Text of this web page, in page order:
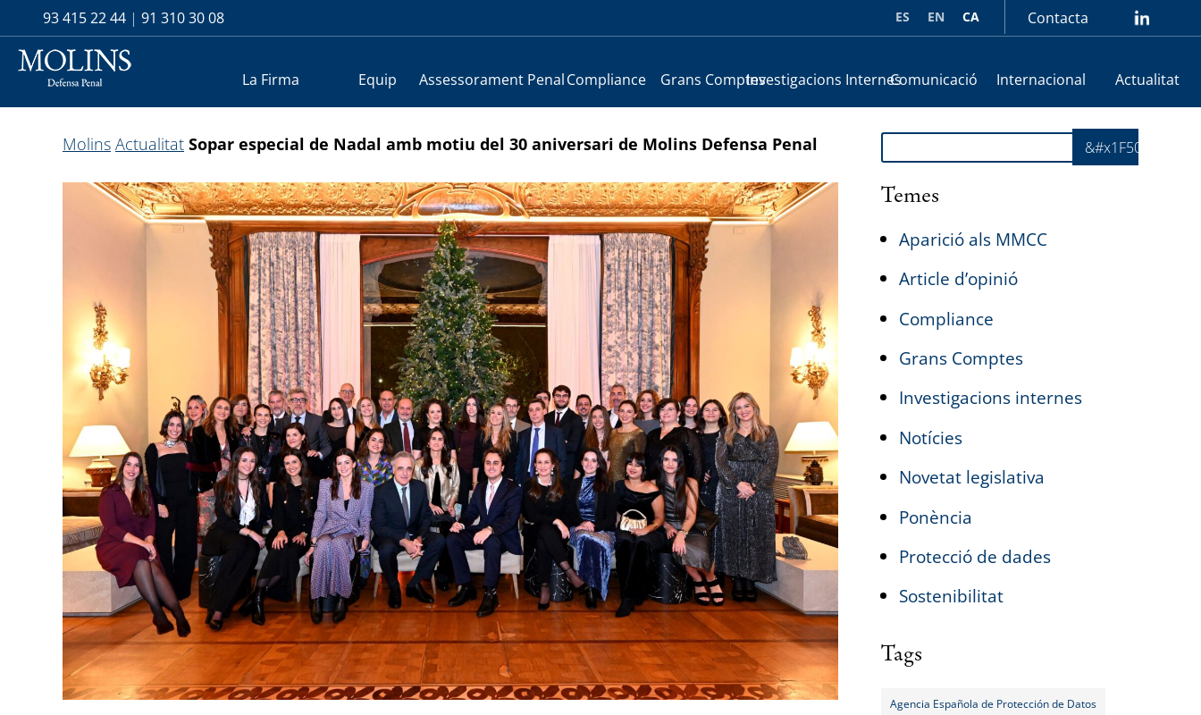
93 415 22 44 | 91 310 30 08 CA
EN
ES Contacta lin
La Firma Equip Assessorament PenalCompliance Grans ComptesInvestigacions InternesComunicació Internacional Actualitat
Molins Actualitat Sopar especial de Nadal amb motiu del 30 aniversari de Molins Defensa Penal Cerca &#x1F50E;
Temes
Aparició als MMCC
Article d’opinió
Compliance
Grans Comptes
Investigacions internes
Notícies
Novetat legislativa
Ponència
Protecció de dades
Sostenibilitat
Tags
Agencia Española de Protección de Datos